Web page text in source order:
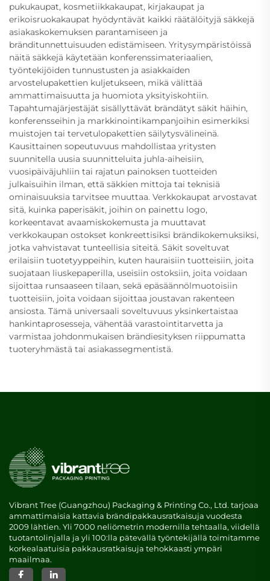
pukukaupat, kosmetiikkakaupat, kirjakaupat ja
erikoisruokakaupat hyödyntävät kaikki räätälöityjä säkkejä
asiakaskokemuksen parantamiseen ja
bränditunnettuisuuden edistämiseen. Yritysympäristöissä
näitä säkkejä käytetään konferenssimateriaalien,
työntekijöiden tunnustusten ja asiakkaiden
arvostelupakettien kuljetukseen, mikä välittää
ammattimaisuutta ja huomiota yksityiskohtiin.
Tapahtumajärjestäjät sisällyttävät brändätyt säkit häihin,
konferensseihin ja markkinointikampanjoihin esimerkiksi
muistojen tai tervetulopakettien säilytysvälineinä.
Kausittainen sopeutuvuus mahdollistaa yritysten
suunnitella uusia suunnitteluita juhla-aiheisiin,
vuosipäiväjuhliin tai rajatun painoksen tuotteiden
julkaisuihin ilman, että säkkien mittoja tai teknisiä
ominaisuuksia tarvitsee muuttaa. Verkkokaupat arvostavat
sitä, kuinka paperisäkit, joihin on painettu logo,
korkeentavat avaamiskokemusta ja muuttavat
verkkokaupan ostokset konkreettisiksi brändikokemuksiksi,
jotka vahvistavat tunteellisia siteitä. Säkit soveltuvat
erilaisiin tuotetyyppeihin, kuten hauraisiin tuotteisiin, joita
suojataan liuskepaperilla, useisiin ostoksiin, joita voidaan
sijoittaa runsaaseen tilaan, sekä epäsäännölmuotoisiin
tuotteisiin, joita voidaan sijoittaa joustavan rakenteen
ansiosta. Tämä universaali soveltuvuus yksinkertaistaa
hankintaprosesseja, vähentää varastointitarvetta ja
varmistaa johdonmukaisen brändiesityksen riippumatta
tuoteryhmästä tai asiakassegmentistä.
Vibrant Tree (Guangzhou) Packaging & Printing Co., Ltd. tarjoaa
ammattimaisia kattavia brändipakkausratkaisuja vuodesta
2009 lähtien. Yli 7000 neliömetrin modernilla tehtaalla, viidellä
tuotantolinjalla ja yli 100:lla pätevällä työntekijällä toimitamme
korkealaatuisia pakkausratkaisuja tehokkaasti ympäri
maailmaa.